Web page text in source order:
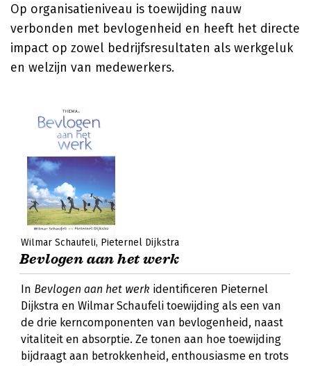
Op organisatieniveau is toewijding nauw
verbonden met bevlogenheid en heeft het directe
impact op zowel bedrijfsresultaten als werkgeluk
en welzijn van medewerkers.
Wilmar Schaufeli Pieternel Dijkstra
Bevlogen aan het werk
In Bevlogen aan het werk identificeren Pieternel
Dijkstra en Wilmar Schaufeli toewijding als een van
de drie kerncomponenten van bevlogenheid, naast
vitaliteit en absorptie. Ze tonen aan hoe toewijding
bijdraagt aan betrokkenheid, enthousiasme en trots